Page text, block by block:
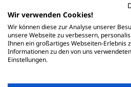
Wir verwenden Cookies!
Wir können diese zur Analyse unserer
unsere Webseite zu verbessern,
Ihnen ein großartiges Webseiten-Erlebnis
Informationen zu den von uns
Einstellungen.